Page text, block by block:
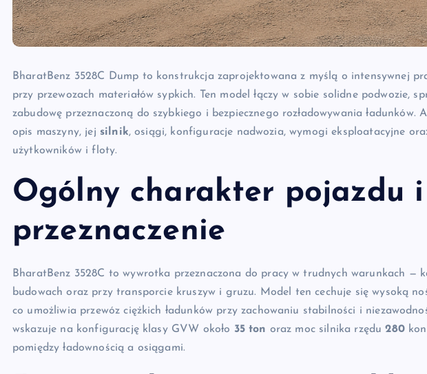
BharatBenz 3528C Dump to konstrukcja zaprojektowana z myślą o intensywnej
przy przewozach materiałów sypkich. Ten model łączy w sobie solidne podwozie,
zabudowę przeznaczoną do szybkiego i bezpiecznego rozładowywania ładunków.
opis maszyny, jej silnik, osiągi, konfiguracje nadwozia, wymogi eksploatacyjne
użytkowników i floty.
Ogólny charakter pojazdu i
przeznaczenie
BharatBenz 3528C to wywrotka przeznaczona do pracy w trudnych warunkach —
budowach oraz przy transporcie kruszyw i gruzu. Model ten cechuje się wysoką
co umożliwia przewóz ciężkich ładunków przy zachowaniu stabilności i
wskazuje na konfigurację klasy GVW około 35 ton oraz moc silnika rzędu280
pomiędzy ładownością a osiągami.